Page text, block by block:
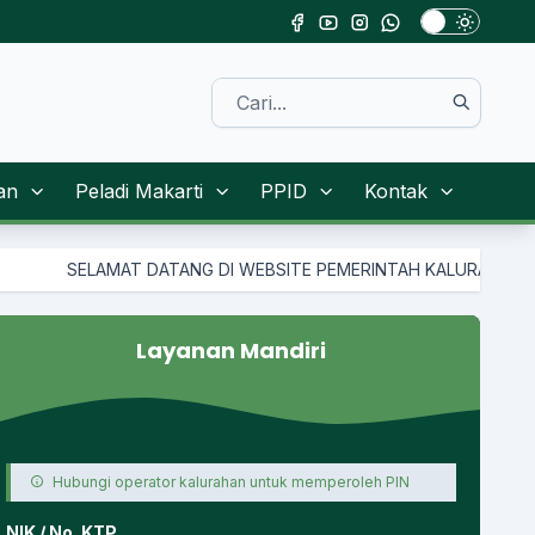
Peladi Makarti PPID Kontak
SELAMAT DATANG DI WEBSITE PEMERINTAH KALURAHAN
Layanan Mandiri
Hubungi operator kalurahan untuk memperoleh PIN